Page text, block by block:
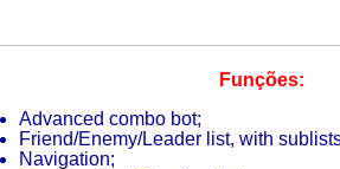
Funções:
Advanced combo bot;
Friend/Enemy/Leader list, with
Navigation;